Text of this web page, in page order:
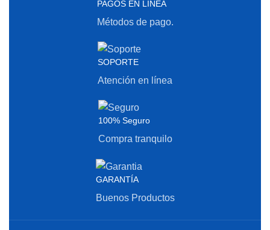
PAGOS EN LINEA
Métodos de pago.
SOPORTE
Atención en línea
100% Seguro
Compra tranquilo
GARANTÍA
Buenos Productos